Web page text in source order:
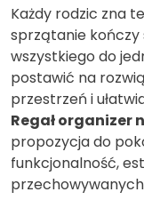
Każdy rodzic zna
sprzątanie kończy
wszystkiego do
postawić na
przestrzeń i
Regał organizer
propozycja do
funkcjonalność,